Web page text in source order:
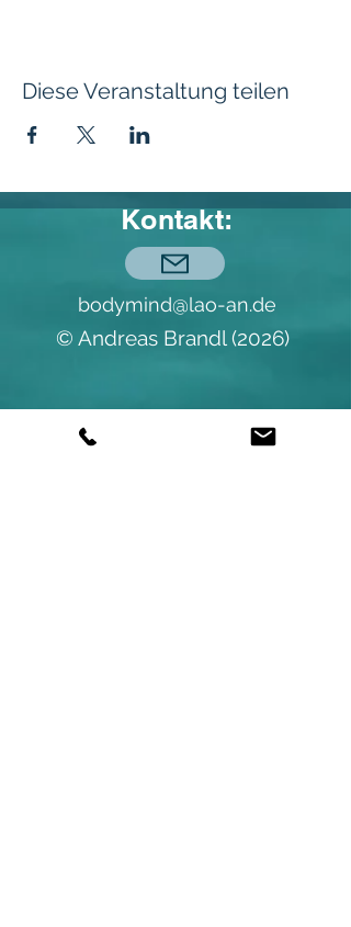
Diese Veranstaltung teilen
Kontakt:
bodymind@lao-an.de
© Andreas Brandl (2026)